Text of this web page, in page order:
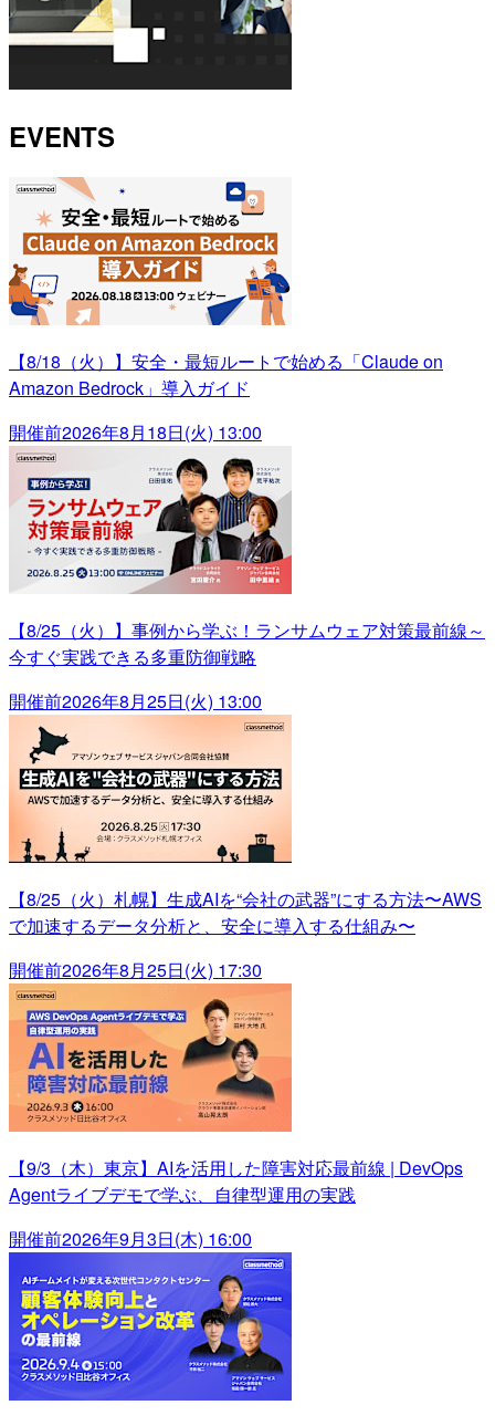
EVENTS
【8/18（火）】安全・最短ルートで始める「Claude on
Amazon Bedrock」導入ガイド
開催前2026年8月18日(火) 13:00
【8/25（火）】事例から学ぶ！ランサムウェア対策最前線～
今すぐ実践できる多重防御戦略
開催前2026年8月25日(火) 13:00
【8/25（火）札幌】生成AIを“会社の武器”にする方法〜AWS
で加速するデータ分析と、安全に導入する仕組み〜
開催前2026年8月25日(火) 17:30
【9/3（木）東京】AIを活用した障害対応最前線 | DevOps
Agentライブデモで学ぶ、自律型運用の実践
開催前2026年9月3日(木) 16:00